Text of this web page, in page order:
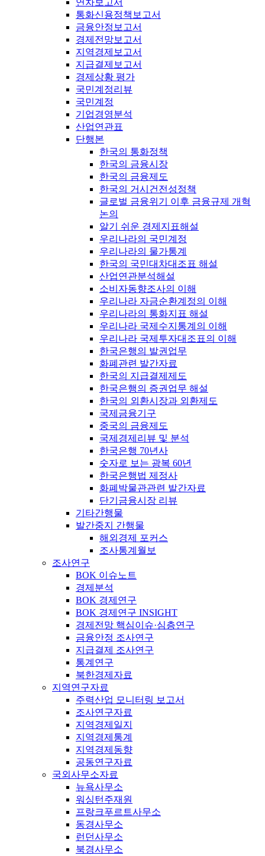
연차보고서
통화신용정책보고서
금융안정보고서
경제전망보고서
지역경제보고서
지급결제보고서
경제상황 평가
국민계정리뷰
국민계정
기업경영분석
산업연관표
단행본
한국의 통화정책
한국의 금융시장
한국의 금융제도
한국의 거시건전성정책
글로벌 금융위기 이후 금융규제 개혁
논의
알기 쉬운 경제지표해설
우리나라의 국민계정
우리나라의 물가통계
한국의 국민대차대조표 해설
산업연관분석해설
소비자동향조사의 이해
우리나라 자금순환계정의 이해
우리나라의 통화지표 해설
우리나라 국제수지통계의 이해
우리나라 국제투자대조표의 이해
한국은행의 발권업무
화폐관련 발간자료
한국의 지급결제제도
한국은행의 증권업무 해설
한국의 외환시장과 외환제도
국제금융기구
중국의 금융제도
국제경제리뷰 및 분석
한국은행 70년사
숫자로 보는 광복 60년
한국은행법 제정사
화폐박물관관련 발간자료
단기금융시장 리뷰
기타간행물
발간중지 간행물
해외경제 포커스
조사통계월보
조사연구
BOK 이슈노트
경제분석
BOK 경제연구
BOK 경제연구 INSIGHT
경제전망 핵심이슈·심층연구
금융안정 조사연구
지급결제 조사연구
통계연구
북한경제자료
지역연구자료
주력산업 모니터링 보고서
조사연구자료
지역경제일지
지역경제통계
지역경제동향
공동연구자료
국외사무소자료
뉴욕사무소
워싱턴주재원
프랑크푸르트사무소
동경사무소
런던사무소
북경사무소